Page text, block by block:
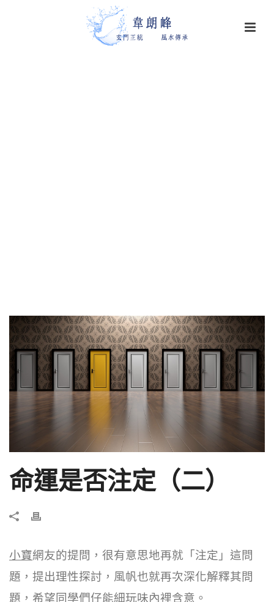
命運是否注定（二）
小寶網友的提問，很有意思地再就「注定」這問
題，提出理性探討，風帆也就再次深化解釋其問
題，希望同學們仔能細玩味內裡含意。